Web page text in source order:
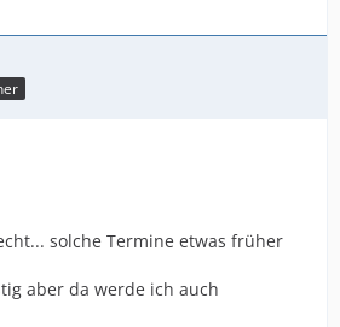
solche Termine etwas früher
aber da werde ich auch